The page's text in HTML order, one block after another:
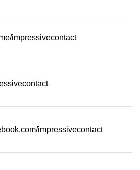
impressivecontact
impressivecontact